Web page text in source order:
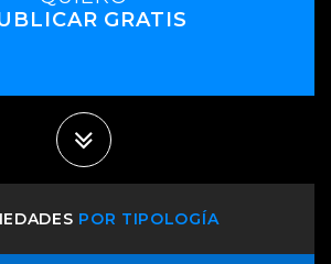
GRATIS
POR TIPOLOGÍA